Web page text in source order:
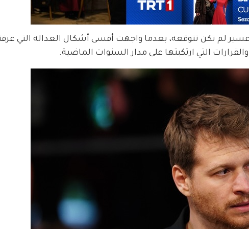
لم تكن تتوقعه، بعدما واجهت أقسى أشكال العدالة التي
التي ارتكبتها على مدار السنوات الماضية.